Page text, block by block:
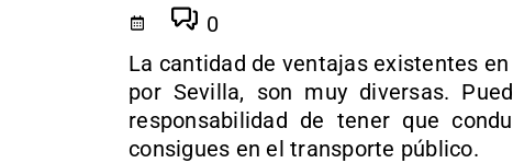
0
La cantidad de ventajas existentes
por Sevilla, son muy diversas.
responsabilidad de tener que
consigues en el transporte público.